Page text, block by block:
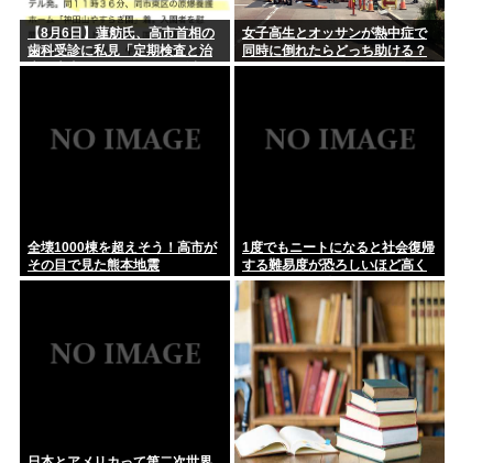
【8月6日】蓮舫氏、高市首相の
歯科受診に私見「定期検査と治
療は大事ですが…この日を避け
女子高生とオッサンが熱中症で
同時に倒れたらどっち助ける？
全壊1000棟を超えそう！高市が
その目で見た熊本地震
1度でもニートになると社会復帰
する難易度が恐ろしいほど高く
なってしまう件